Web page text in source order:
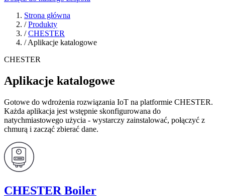
Strona główna
/ Produkty
/ CHESTER
/ Aplikacje katalogowe
CHESTER
Aplikacje katalogowe
Gotowe do wdrożenia rozwiązania IoT na platformie CHESTER.
Każda aplikacja jest wstępnie skonfigurowana do
natychmiastowego użycia - wystarczy zainstalować, połączyć z
chmurą i zacząć zbierać dane.
CHESTER Boiler